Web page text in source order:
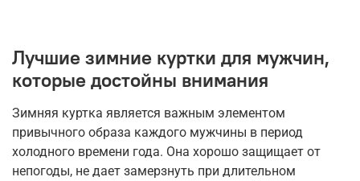
Лучшие зимние куртки для мужчин,
которые достойны внимания
Зимняя куртка является важным элементом
привычного образа каждого мужчины в период
холодного времени года. Она хорошо защищает от
непогоды, не дает замерзнуть при длительном